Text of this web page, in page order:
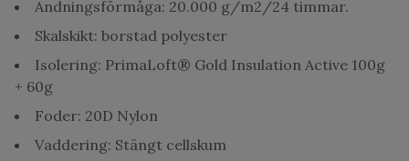
Andningsförmåga: 20.000 g/m2/24 timmar.
Skalskikt: borstad polyester
Isolering: PrimaLoft® Gold Insulation Active 100g
+ 60g
Foder: 20D Nylon
Vaddering: Stängt cellskum